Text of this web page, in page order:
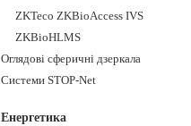
ZKTeco ZKBioAccess IVS
ZKBioHLMS
Оглядові сферичні дзеркала
Системи STOP-Net
Енергетика